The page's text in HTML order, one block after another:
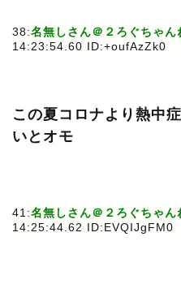
38:名無しさん＠２ろぐちゃん
14:23:54.60 ID:+oufAzZk0
この夏コロナより熱中
いとオモ
41:名無しさん＠２ろぐちゃん
14:25:44.62 ID:EVQIJgFM0